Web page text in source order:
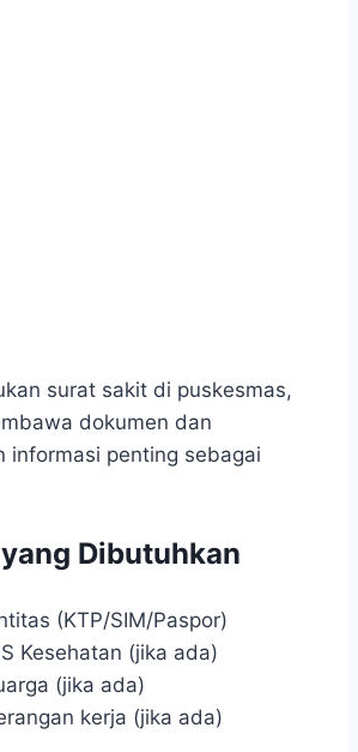
surat sakit di puskesmas,
dokumen dan
informasi penting sebagai
Dibutuhkan
(KTP/SIM/Paspor)
Kesehatan (jika ada)
(jika ada)
kerja (jika ada)